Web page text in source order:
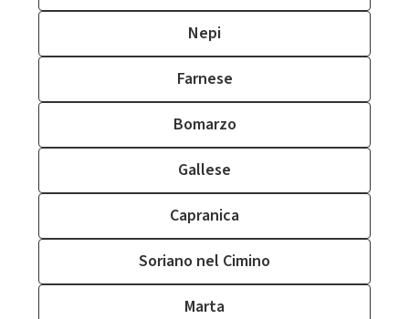
Nepi
Farnese
Bomarzo
Gallese
Capranica
Soriano nel Cimino
Marta